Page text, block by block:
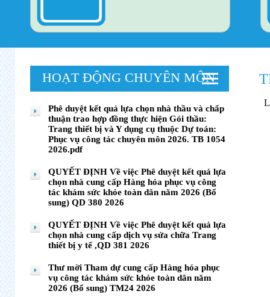
HOẠT ĐỘNG CHUYÊN MÔN
Phê duyệt kết quả lựa chọn nhà thầu và chấp
thuận trao hợp đồng thực hiện Gói thầu:
Trang thiết bị và Y dụng cụ thuộc Dự toán:
Phục vụ công tác chuyên môn 2026. TB 1054
2026.pdf
QUYẾT ĐỊNH Về việc Phê duyệt kết quả lựa
chọn nhà cung cấp Hàng hóa phục vụ công
tác khám sức khỏe toàn dân năm 2026 (Bổ
sung) QD 380 2026
QUYẾT ĐỊNH Về việc Phê duyệt kết quả lựa
chọn nhà cung cấp dịch vụ sửa chữa Trang
thiết bị y tế ,QD 381 2026
Thư mời Tham dự cung cấp Hàng hóa phục
vụ công tác khám sức khỏe toàn dân năm
2026 (Bổ sung) TM24 2026